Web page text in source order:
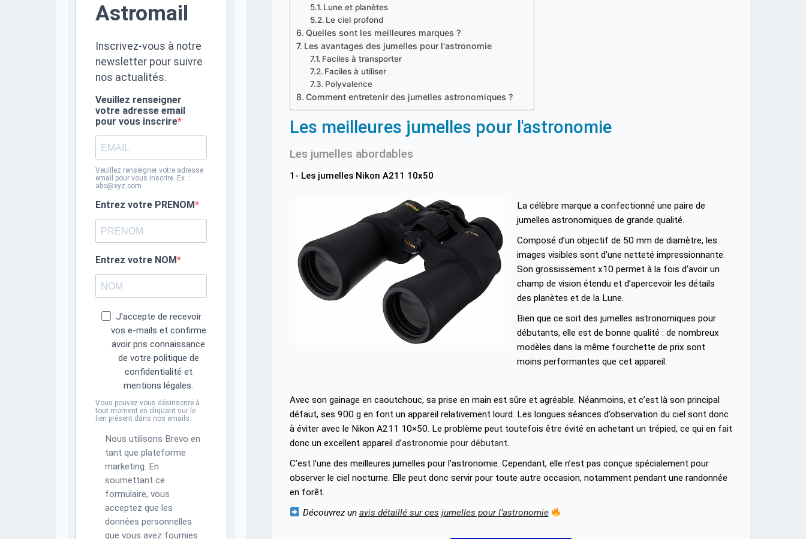
Lune et planètes
Le ciel profond
Quelles sont les meilleures marques ?
Les avantages des jumelles pour l'astronomie
Faciles à transporter
Faciles à utiliser
Polyvalence
Comment entretenir des jumelles astronomiques ?
Les meilleures jumelles pour l'astronomie
Les jumelles abordables
1- Les jumelles Nikon A211 10x50
La célèbre marque a confectionné une paire de
jumelles astronomiques de grande qualité.
Composé d’un objectif de 50 mm de diamètre, les
images visibles sont d’une netteté impressionnante.
Son grossissement x10 permet à la fois d’avoir un
champ de vision étendu et d’apercevoir les détails
des planètes et de la Lune.
Bien que ce soit des jumelles astronomiques pour
débutants, elle est de bonne qualité : de nombreux
modèles dans la même fourchette de prix sont
moins performantes que cet appareil.
Avec son gainage en caoutchouc, sa prise en main est sûre et agréable. Néanmoins, et c’est là son principal
défaut, ses 900 g en font un appareil relativement lourd. Les longues séances d’observation du ciel sont donc
à éviter avec le Nikon A211 10×50. Le problème peut toutefois être évité en achetant un trépied, ce qui en fait
donc un excellent appareil d’astronomie pour débutant.
C’est l’une des meilleures jumelles pour l’astronomie. Cependant, elle n’est pas conçue spécialement pour
observer le ciel nocturne. Elle peut donc servir pour toute autre occasion, notamment pendant une randonnée
en forêt.
Découvrez un avis détaillé sur ces jumelles pour l’astronomie
Astromail
Inscrivez-vous à notre
newsletter pour suivre
nos actualités.
Veuillez renseigner
votre adresse email
pour vous inscrire
Veuillez renseigner votre adresse
email pour vous inscrire. Ex. :
abc@xyz.com
Entrez votre PRENOM
Entrez votre NOM
J'accepte de recevoir
vos e-mails et confirme
avoir pris connaissance
de votre politique de
confidentialité et
mentions légales.
Vous pouvez vous désinscrire à
tout moment en cliquant sur le
lien présent dans nos emails.
Nous utilisons Brevo en
tant que plateforme
marketing. En
soumettant ce
formulaire, vous
acceptez que les
données personnelles
que vous avez fournies